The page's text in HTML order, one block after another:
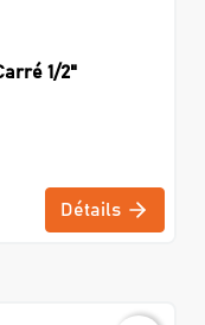
1/2"
Détails